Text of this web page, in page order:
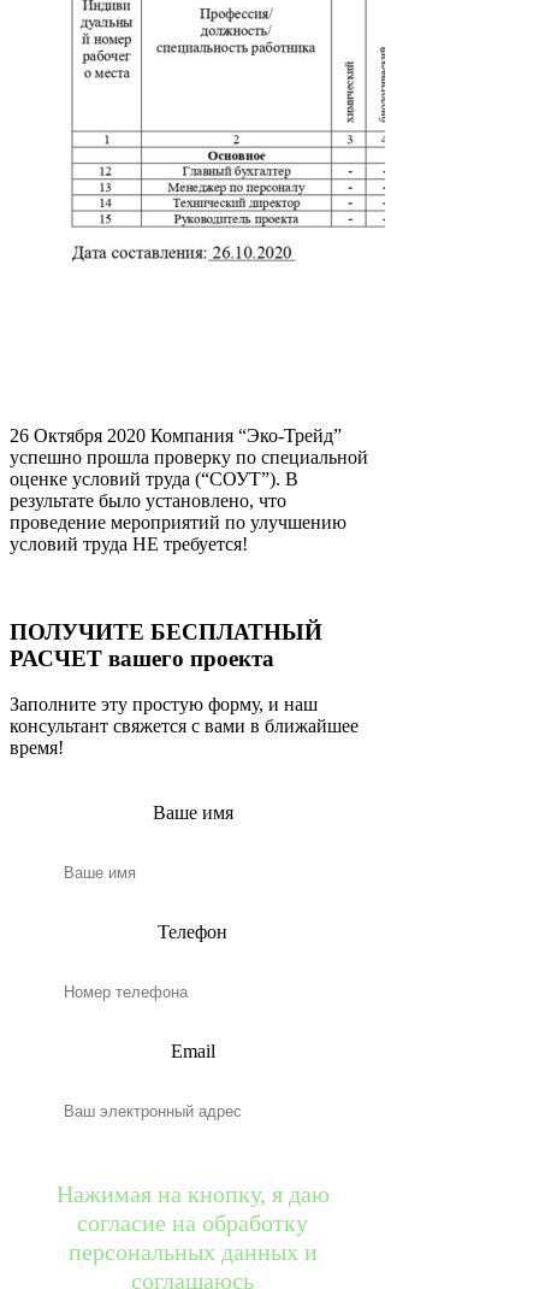
26 Октября 2020 Компания “Эко-Трейд”
успешно прошла проверку по специальной
оценке условий труда (“СОУТ”). В
результате было установлено, что
проведение мероприятий по улучшению
условий труда НЕ требуется!
ПОЛУЧИТЕ БЕСПЛАТНЫЙ
РАСЧЕТ вашего проекта
Заполните эту простую форму, и наш
консультант свяжется с вами в ближайшее
время!
Ваше имя
Телефон
Email
Нажимая на кнопку, я даю
согласие на обработку
персональных данных и
соглашаюсь